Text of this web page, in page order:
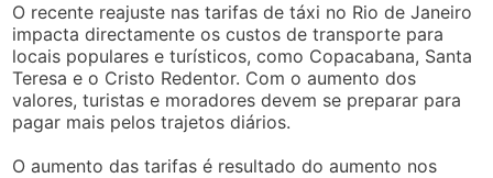
O recente reajuste nas tarifas de táxi no Rio de Janeiro
impacta directamente os custos de transporte para
locais populares e turísticos, como Copacabana, Santa
Teresa e o Cristo Redentor. Com o aumento dos
valores, turistas e moradores devem se preparar para
pagar mais pelos trajetos diários.
O aumento das tarifas é resultado do aumento nos